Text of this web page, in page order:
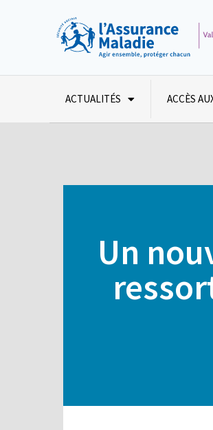
ACTUALITÉS ACCÈS
Un